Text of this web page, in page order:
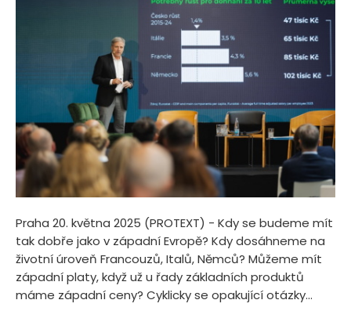
Praha 20. května 2025 (PROTEXT) - Kdy se budeme mít
tak dobře jako v západní Evropě? Kdy dosáhneme na
životní úroveň Francouzů, Italů, Němců? Můžeme mít
západní platy, když už u řady základních produktů
máme západní ceny? Cyklicky se opakující otázky...